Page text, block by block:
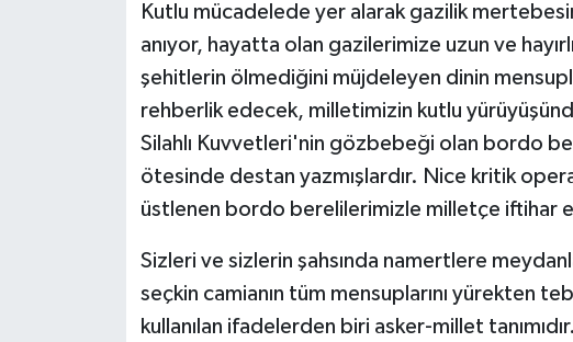
Kutlu mücadelede yer alarak gazilik
anıyor, hayatta olan gazilerimize uzun ve
şehitlerin ölmediğini müjdeleyen dinin
rehberlik edecek, milletimizin kutlu
Silahlı Kuvvetleri'nin gözbebeği olan bordo
ötesinde destan yazmışlardır. Nice kritik
üstlenen bordo berelilerimizle milletçe iftihar
Sizleri ve sizlerin şahsında namertlere
seçkin camianın tüm mensuplarını yürekten
kullanılan ifadelerden biri asker-millet